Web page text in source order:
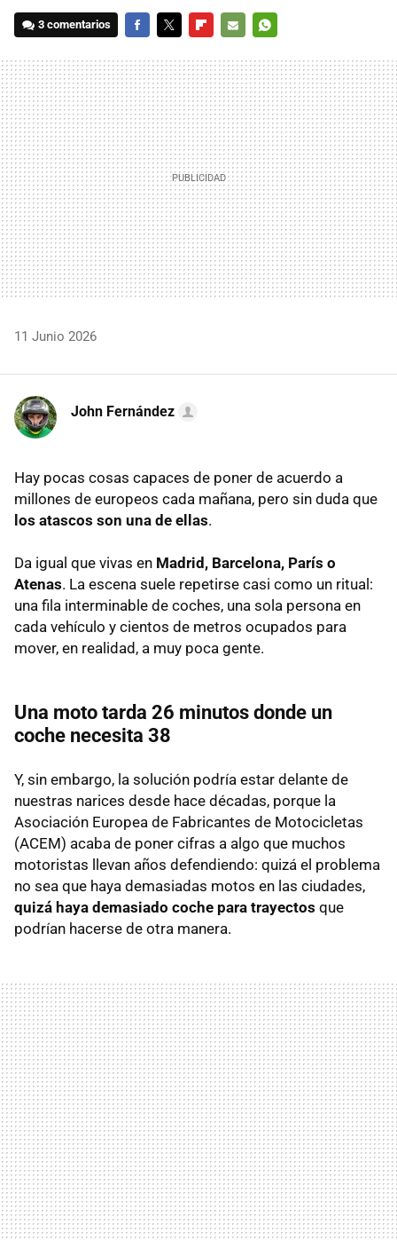
3 comentarios
MAIL
11 Junio 2026
John Fernández
Hay pocas cosas capaces de poner de acuerdo a
millones de europeos cada mañana, pero sin duda que
los atascos son una de ellas.
Da igual que vivas en Madrid, Barcelona, París o
Atenas. La escena suele repetirse casi como un ritual:
una fila interminable de coches, una sola persona en
cada vehículo y cientos de metros ocupados para
mover, en realidad, a muy poca gente.
Una moto tarda 26 minutos donde un
coche necesita 38
Y, sin embargo, la solución podría estar delante de
nuestras narices desde hace décadas, porque la
Asociación Europea de Fabricantes de Motocicletas
(ACEM) acaba de poner cifras a algo que muchos
motoristas llevan años defendiendo: quizá el problema
no sea que haya demasiadas motos en las ciudades,
quizá haya demasiado coche para trayectos que
podrían hacerse de otra manera.